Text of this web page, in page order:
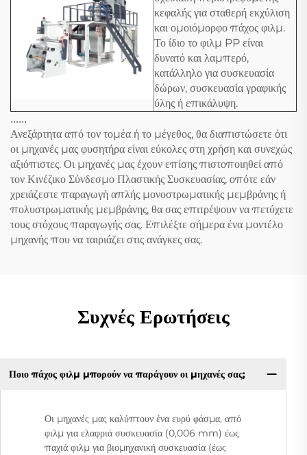
κεφαλής για σταθερή εκχύλιση
και ομοιόμορφο πάχος φιλμ.
Το ίδιο το φιλμ PP είναι
δυνατό και λαμπερό,
κατάλληλο για συσκευασία
δώρων, συσκευασία γραφικής
ύλης ή επικάλυψη.
......
Ανεξάρτητα από τον τομέα ή το μέγεθος, θα διαπιστώσετε ότι
οι μηχανές μας φυσητήρα είναι εύκολες στη χρήση και συνεχώς
αξιόπιστες. Οι μηχανές μας έχουν επίσης πιστοποιηθεί από
τον Κινέζικο Σύνδεσμο Πλαστικής Συσκευασίας, οπότε εάν
χρειάζεστε παραγωγή απλής μονοστρωματικής μεμβράνης ή
πολυστρωματικής μεμβράνης, θα σας επιτρέψουν να πετύχετε
τους στόχους παραγωγής σας. Επιλέξτε σήμερα ένα μοντέλο
μηχανής που να ταιριάζει στις ανάγκες σας.
Συχνές Ερωτήσεις
Ποιο πάχος φιλμ μπορούν να παράγουν οι μηχανές σας;
Οι μηχανές μας καλύπτουν ένα ευρύ φάσμα, από
φιλμ για ελαφριά συσκευασία (0,006 mm) έως
παχιά φιλμ για βιομηχανική συσκευασία (έως